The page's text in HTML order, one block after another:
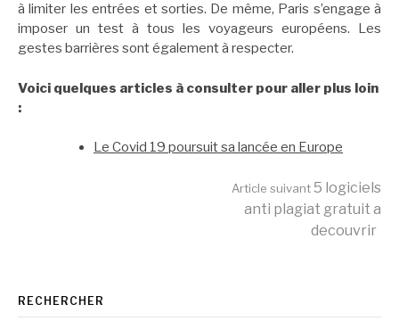
à limiter les entrées et sorties. De même, Paris s’engage à
imposer un test à tous les voyageurs européens. Les
gestes barrières sont également à respecter.
Voici quelques articles à consulter pour aller plus loin
:
Le Covid 19 poursuit sa lancée en Europe
Article suivant5 logiciels
anti plagiat gratuit a
decouvrir
RECHERCHER